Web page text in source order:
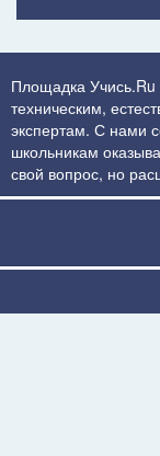
Площадка Учись.Ru
техническим,
экспертам. С нами
школьникам
свой вопрос, но